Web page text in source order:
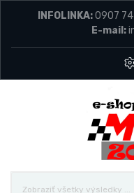
INFOLINKA:0907
E-mail: